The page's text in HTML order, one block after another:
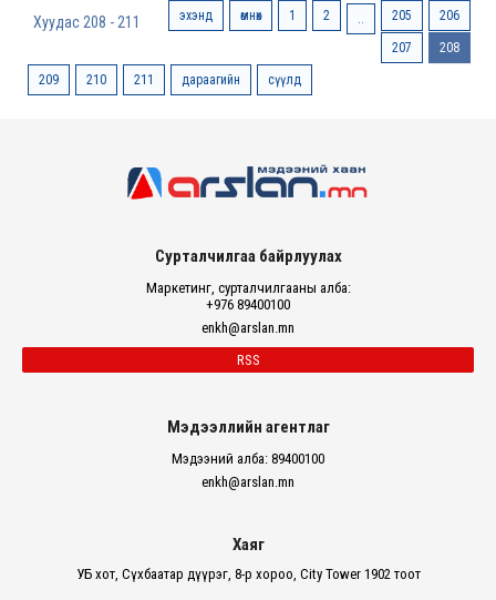
Хуудас 208 - 211 эхэнд өмнөх 1 2 205 206
207 208
209 210 211 дараагийн сүүлд
Сурталчилгаа байрлуулах
Маркетинг, сурталчилгааны алба:
+976 89400100
enkh@arslan.mn
RSS
Мэдээллийн агентлаг
Мэдээний алба: 89400100
enkh@arslan.mn
Хаяг
УБ хот, Сүхбаатар дүүрэг, 8-р хороо, City Tower 1902 тоот